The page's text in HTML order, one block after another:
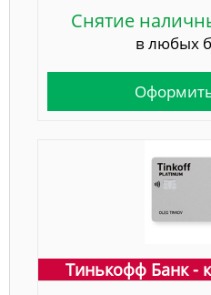
Снятие
в любых
Тинькофф Банк -